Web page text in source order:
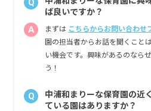
3年目 3,856,000
Q
ば良いですか？
A まずは こちらからお問い合わせ
園の担当者からお話を聞くこと
い機会です。興味があるのなら
う！
Q
中浦和まりーな保育園の近
ている園はありますか？